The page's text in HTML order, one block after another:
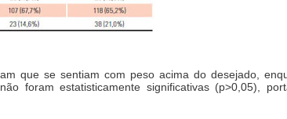
que se sentiam com peso acima do desejado,
foram estatisticamente significativas (p>0,05),